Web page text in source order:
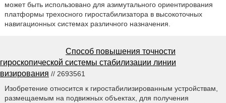
может быть использовано для азимутального ориентирования
платформы трехосного гиростабилизатора в высокоточных
навигационных системах различного назначения.
Способ повышения точности
гироскопической системы стабилизации линии
визирования // 2693561
Изобретение относится к гиростабилизированным устройствам,
размещаемым на подвижных объектах, для получения